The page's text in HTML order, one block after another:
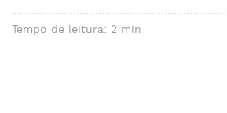
Tempo de leitura: 2 min